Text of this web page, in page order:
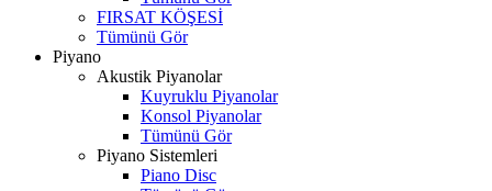
FIRSAT KÖŞESİ
Tümünü Gör
Piyano
Akustik Piyanolar
Kuyruklu Piyanolar
Konsol Piyanolar
Tümünü Gör
Piyano Sistemleri
Piano Disc